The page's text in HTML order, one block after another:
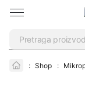
: Shop :